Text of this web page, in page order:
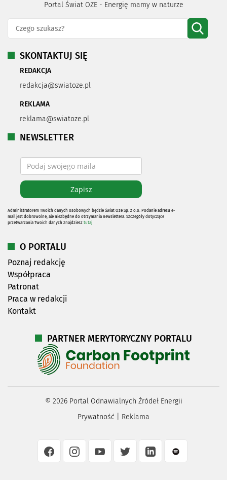
Portal Świat OZE - Energię mamy w naturze
SKONTAKTUJ SIĘ
REDAKCJA
redakcja@swiatoze.pl
REKLAMA
reklama@swiatoze.pl
NEWSLETTER
Administratorem Twoich danych osobowych będzie Świat Oze Sp. z o.o. Podanie adresu e-
mail jest dobrowolne, ale niezbędne do otrzymania newslettera. Szczegóły dotyczące
przetwarzania Twoich danych znajdziesz tutaj
O PORTALU
Poznaj redakcję
Współpraca
Patronat
Praca w redakcji
Kontakt
PARTNER MERYTORYCZNY PORTALU
© 2026Portal Odnawialnych Źródeł Energii
Prywatność
Reklama